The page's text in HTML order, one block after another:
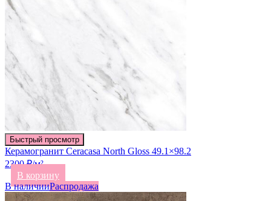
Быстрый просмотр
Керамогранит Ceracasa North Gloss 49.1×98.2
2300 ₽/м²
В корзину
В наличииРаспродажа